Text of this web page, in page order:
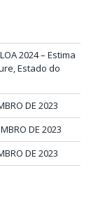
2024 – Estima
Estado do
DE 2023
DE 2023
DE 2023